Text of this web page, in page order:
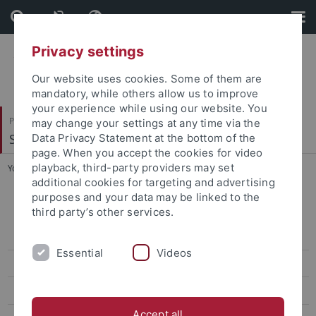
Skip
to
content
Skip
to
footer
Philosophische Fakultät
Sinologie
You are here: Startseite ... Lebenslauf
Dr. Ulrich Theobald
Publikationen
Privacy settings
Our website uses cookies. Some of them are
mandatory, while others allow us to improve
your experience while using our website. You
may change your settings at any time via the
Data Privacy Statement at the bottom of the
page. When you accept the cookies for video
playback, third-party providers may set
additional cookies for targeting and advertising
purposes and your data may be linked to the
third party’s other services.
Essential Videos